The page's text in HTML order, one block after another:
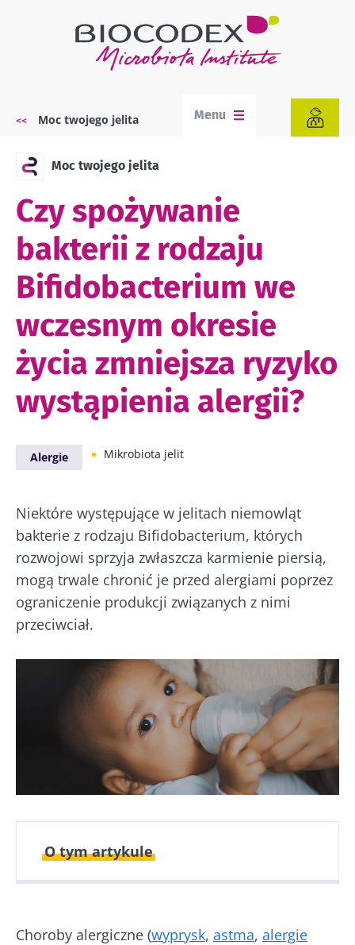
Moc twojego jelita Menu
Moc twojego jelita
Czy spożywanie
bakterii z rodzaju
Bifidobacterium we
wczesnym okresie
życia zmniejsza ryzyko
wystąpienia alergii?
Alergie Mikrobiota jelit
Niektóre występujące w jelitach niemowląt
bakterie z rodzaju Bifidobacterium, których
rozwojowi sprzyja zwłaszcza karmienie piersią,
mogą trwale chronić je przed alergiami poprzez
ograniczenie produkcji związanych z nimi
przeciwciał.
O tym artykule
Choroby alergiczne (wyprysk, astma, alergie